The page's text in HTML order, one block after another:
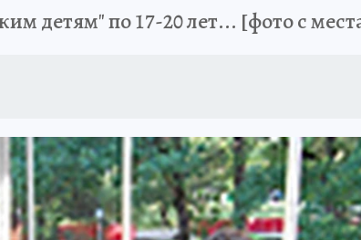
детям" по 17-20 лет... [фото с